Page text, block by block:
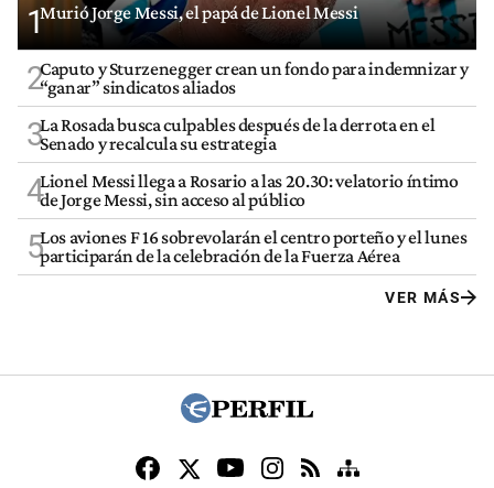
1Murió Jorge Messi, el papá de Lionel Messi
2Caputo y Sturzenegger crean un fondo para indemnizar y
“ganar” sindicatos aliados
3La Rosada busca culpables después de la derrota en el
Senado y recalcula su estrategia
4Lionel Messi llega a Rosario a las 20.30: velatorio íntimo
de Jorge Messi, sin acceso al público
5Los aviones F 16 sobrevolarán el centro porteño y el lunes
participarán de la celebración de la Fuerza Aérea
VER MÁS